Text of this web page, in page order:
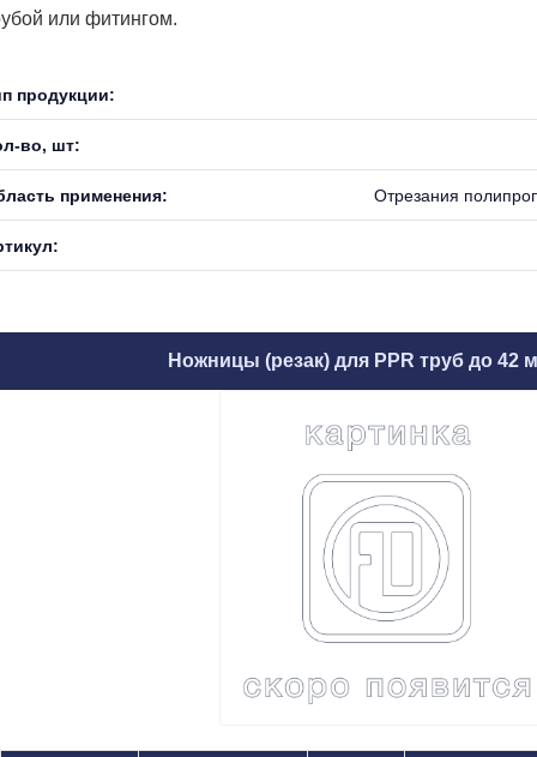
или фитингом.
продукции:
во, шт:
применения: Отрезания
Ножницы (резак) для PPR труб до 42